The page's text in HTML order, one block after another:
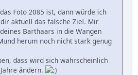
Foto 2085 ist, dann würde ich
aktuell das falsche Ziel. Mir
Barthaars in die Wangen
herum noch nicht stark genug
dass wird sich wahrscheinlich
ändern.